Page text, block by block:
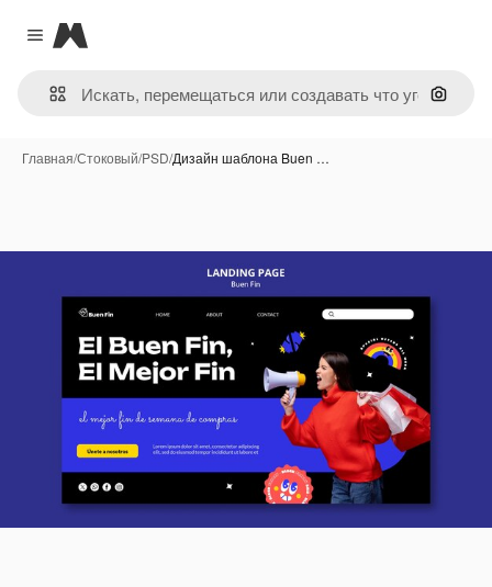
Close menu
Magnific
Поиск
Главная/Стоковый/PSD/Дизайн шаблона Buen …